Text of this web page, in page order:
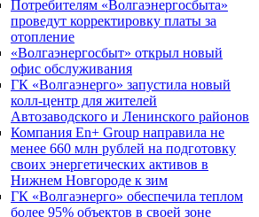
Потребителям «Волгаэнергосбыта»
проведут корректировку платы за
отопление
«Волгаэнергосбыт» открыл новый
офис обслуживания
ГК «Волгаэнерго» запустила новый
колл-центр для жителей
Автозаводского и Ленинского районов
Компания En+ Group направила не
менее 660 млн рублей на подготовку
своих энергетических активов в
Нижнем Новгороде к зим
ГК «Волгаэнерго» обеспечила теплом
более 95% объектов в своей зоне